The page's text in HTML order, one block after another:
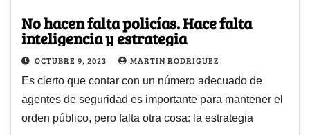
No hacen falta policías. Hace falta
inteligencia y estrategia
OCTUBRE 9, 2023 MARTIN RODRIGUEZ
Es cierto que contar con un número adecuado de
agentes de seguridad es importante para mantener el
orden público, pero falta otra cosa: la estrategia